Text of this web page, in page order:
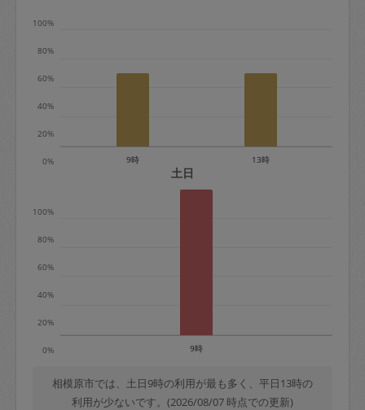
※キャンセル料金の設定について：
定期依頼1回（3時間）の金額とスポット
0%
20%
40%
60%
80%
100%
9時 13時
土日
0%
20%
40%
60%
80%
100%
9時
相模原市では、土日9時の利用が最も多く、平日13時の
利用が少ないです。(2026/08/07 時点での更新)